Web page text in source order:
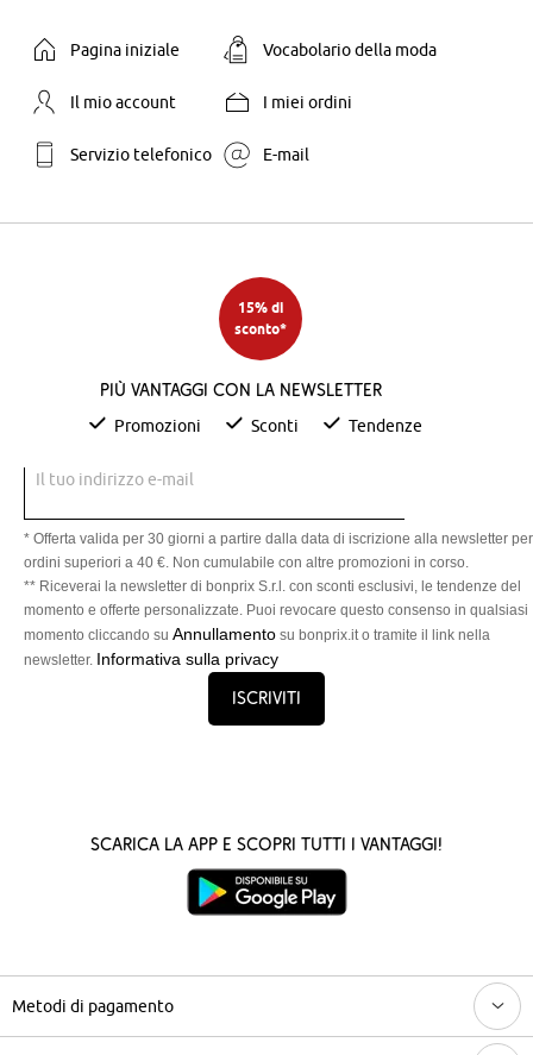
Pagina iniziale Vocabolario della moda
Il mio account I miei ordini
Servizio telefonico E-mail
15% di
sconto*
Più vantaggi con la newsletter
Promozioni Sconti Tendenze
Il tuo indirizzo e-mail
* Offerta valida per 30 giorni a partire dalla data di iscrizione alla newsletter per
ordini superiori a 40 €. Non cumulabile con altre promozioni in corso.
** Riceverai la newsletter di bonprix S.r.l. con sconti esclusivi, le tendenze del
momento e offerte personalizzate. Puoi revocare questo consenso in qualsiasi
momento cliccando su Annullamento su bonprix.it o tramite il link nella
newsletter. Informativa sulla privacy
Iscriviti
Scarica la App e scopri tutti i vantaggi!
Metodi di pagamento